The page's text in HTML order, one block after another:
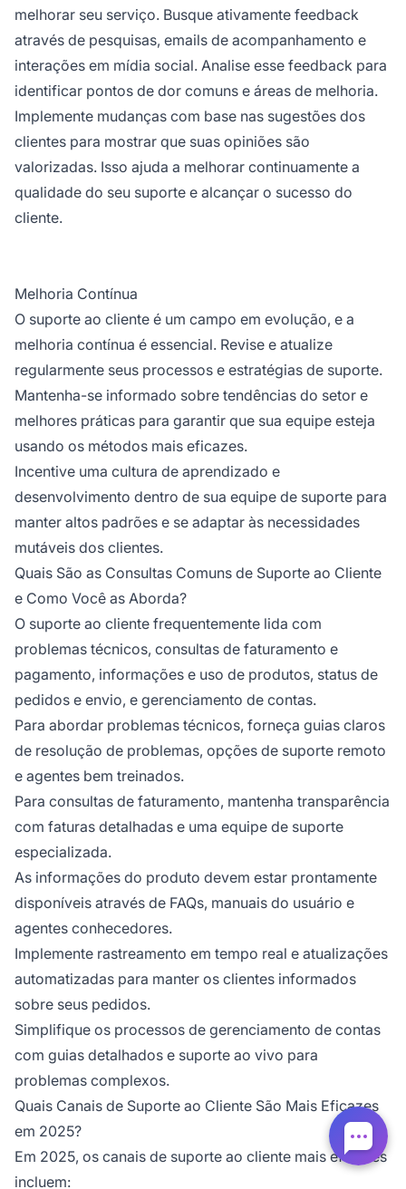
melhorar seu serviço. Busque ativamente feedback
através de pesquisas, emails de acompanhamento e
interações em mídia social. Analise esse feedback para
identificar pontos de dor comuns e áreas de melhoria.
Implemente mudanças com base nas sugestões dos
clientes para mostrar que suas opiniões são
valorizadas. Isso ajuda a melhorar continuamente a
qualidade do seu suporte e alcançar o sucesso do
cliente.
Melhoria Contínua
O suporte ao cliente é um campo em evolução, e a
melhoria contínua é essencial. Revise e atualize
regularmente seus processos e estratégias de suporte.
Mantenha-se informado sobre tendências do setor e
melhores práticas para garantir que sua equipe esteja
usando os métodos mais eficazes.
Incentive uma cultura de aprendizado e
desenvolvimento dentro de sua equipe de suporte para
manter altos padrões e se adaptar às necessidades
mutáveis dos clientes.
Quais São as Consultas Comuns de Suporte ao Cliente
e Como Você as Aborda?
O suporte ao cliente frequentemente lida com
problemas técnicos, consultas de faturamento e
pagamento, informações e uso de produtos, status de
pedidos e envio, e gerenciamento de contas.
Para abordar problemas técnicos, forneça guias claros
de resolução de problemas, opções de suporte remoto
e agentes bem treinados.
Para consultas de faturamento, mantenha transparência
com faturas detalhadas e uma equipe de suporte
especializada.
As informações do produto devem estar prontamente
disponíveis através de FAQs, manuais do usuário e
agentes conhecedores.
Implemente rastreamento em tempo real e atualizações
automatizadas para manter os clientes informados
sobre seus pedidos.
Simplifique os processos de gerenciamento de contas
com guias detalhados e suporte ao vivo para
problemas complexos.
Quais Canais de Suporte ao Cliente São Mais Eficazes
em 2025?
Em 2025, os canais de suporte ao cliente mais eficazes
incluem: